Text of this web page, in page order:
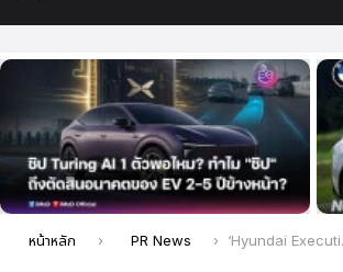
ล่าสุด
คุณอยู่ที่นี่:
หน้าหลัก PR News ‘Hyundai Executive Car, Clearance Sale’ ยกขบวนรถผู้บริหารไมล์น้อย ลดสูงสุดกว่า 900,000 บาท! 2 วันเท่านั้น 21–22 มิถุนายนนี้ ที่ Hyundai H-Space วิภาวดี